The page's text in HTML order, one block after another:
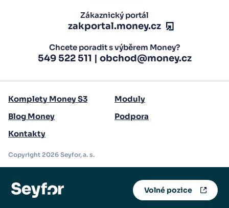
Zákaznický portál
zakportal.money.cz
Chcete poradit s výběrem Money?
549 522 511 | obchod@money.cz
Komplety Money S3
Moduly
Blog Money
Podpora
Kontakty
Copyright 2026 Seyfor, a. s.
Volné pozice
Nejbližší webináře